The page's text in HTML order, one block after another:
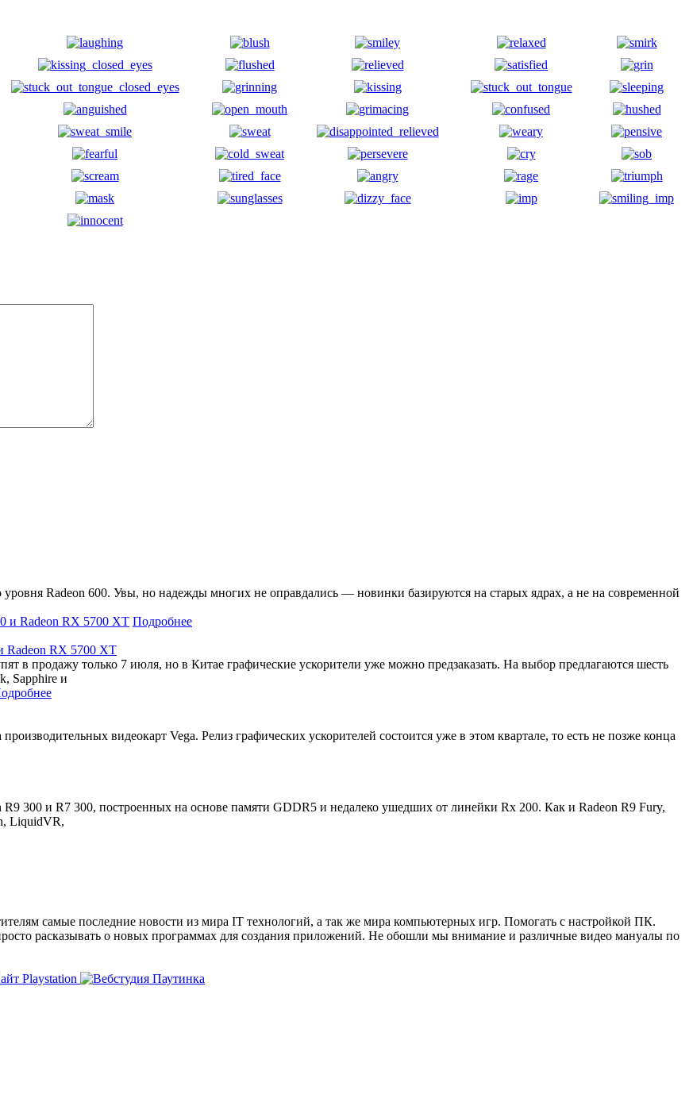
Radeon 600. Увы, но надежды многих не оправдались — новинки базируются на старых ядрах, а не на современной
Подробнее
Radeon RX 5700 XT
в продажу только 7 июля, но в Китае графические ускорители уже можно предзаказать. На выбор предлагаются шесть
Sapphire и
видеокарт Vega. Релиз графических ускорителей состоится уже в этом квартале, то есть не позже конца
300 и R7 300, построенных на основе памяти GDDR5 и недалеко ушедших от линейки Rx 200. Как и Radeon R9 Fury,
LiquidVR,
самые последние новости из мира IT технологий, а так же мира компьютерных игр. Помогать с настройкой ПК.
расказывать о новых программах для создания приложений. Не обошли мы внимание и различные видео мануалы по